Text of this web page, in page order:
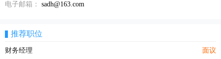
电子邮箱：
sadh@163.com
推荐职位
财务经理 面议